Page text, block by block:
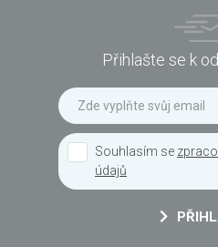
Přihlašte se k
Souhlasím se
údajů